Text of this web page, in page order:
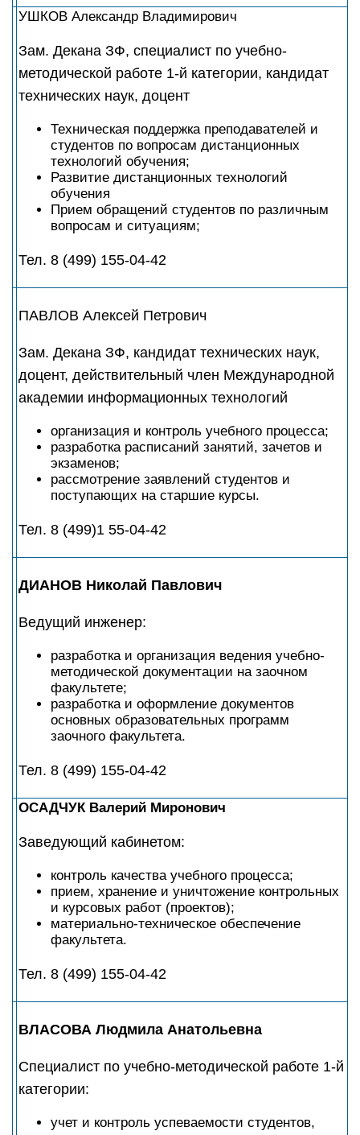
УШКОВ Александр Владимирович
Зам. Декана ЗФ, специалист по учебно-
методической работе 1-й категории, кандидат
технических наук, доцент
Техническая поддержка преподавателей и
студентов по вопросам дистанционных
технологий обучения;
Развитие дистанционных технологий
обучения
Прием обращений студентов по различным
вопросам и ситуациям;
Тел. 8 (499) 155-04-42
ПАВЛОВ Алексей Петрович
Зам. Декана ЗФ, кандидат технических наук,
доцент, действительный член Международной
академии информационных технологий
организация и контроль учебного процесса;
разработка расписаний занятий, зачетов и
экзаменов;
рассмотрение заявлений студентов и
поступающих на старшие курсы.
Тел. 8 (499)1 55-04-42
ДИАНОВ Николай Павлович
Ведущий инженер:
разработка и организация ведения учебно-
методической документации на заочном
факультете;
разработка и оформление документов
основных образовательных программ
заочного факультета.
Тел. 8 (499) 155-04-42
ОСАДЧУК Валерий Миронович
Заведующий кабинетом:
контроль качества учебного процесса;
прием, хранение и уничтожение контрольных
и курсовых работ (проектов);
материально-техническое обеспечение
факультета.
Тел. 8 (499) 155-04-42
ВЛАСОВА Людмила Анатольевна
Специалист по учебно-методической работе 1-й
категории:
учет и контроль успеваемости студентов,